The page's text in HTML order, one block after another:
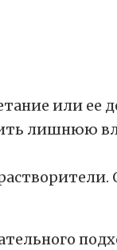
или ее
лишнюю